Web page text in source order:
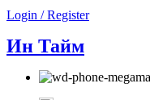
Login / Register
Ин Тайм